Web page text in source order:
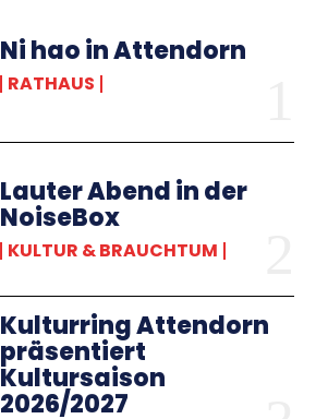
Ni hao in Attendorn
RATHAUS
Lauter Abend in der
NoiseBox
KULTUR & BRAUCHTUM
Kulturring Attendorn
präsentiert
Kultursaison
2026/2027